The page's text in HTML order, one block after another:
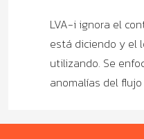
LVA-i ignora el
está diciendo y el
utilizando. Se
anomalías del